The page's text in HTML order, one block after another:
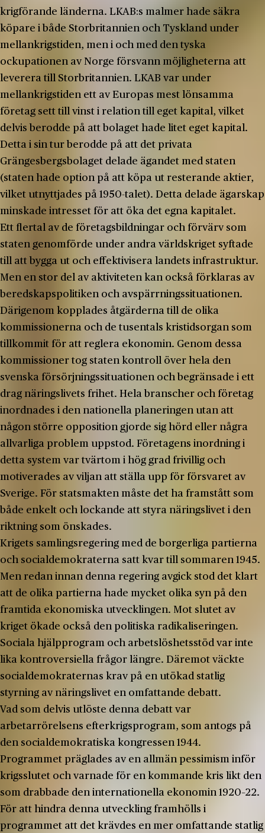
krigförande länderna. LKAB:s malmer hade säkra
köpare i både Storbritannien och Tyskland under
mellankrigstiden, men i och med den tyska
ockupationen av Norge försvann möjligheterna att
leverera till Storbritannien. LKAB var under
mellankrigstiden ett av Europas mest lönsamma
företag sett till vinst i relation till eget kapital, vilket
delvis berodde på att bolaget hade litet eget kapital.
Detta i sin tur berodde på att det privata
Grängesbergsbolaget delade ägandet med staten
(staten hade option på att köpa ut resterande aktier,
vilket utnyttjades på 1950-talet). Detta delade ägarskap
minskade intresset för att öka det egna kapitalet.
Ett flertal av de företagsbildningar och förvärv som
staten genomförde under andra världskriget syftade
till att bygga ut och effektivisera landets infrastruktur.
Men en stor del av aktiviteten kan också förklaras av
beredskapspolitiken och avspärrningssituationen.
Därigenom kopplades åtgärderna till de olika
kommissionerna och de tusentals kristidsorgan som
tillkommit för att reglera ekonomin. Genom dessa
kommissioner tog staten kontroll över hela den
svenska försörjningssituationen och begränsade i ett
drag näringslivets frihet. Hela branscher och företag
inordnades i den nationella planeringen utan att
någon större opposition gjorde sig hörd eller några
allvarliga problem uppstod. Företagens inordning i
detta system var tvärtom i hög grad frivillig och
motiverades av viljan att ställa upp för försvaret av
Sverige. För statsmakten måste det ha framstått som
både enkelt och lockande att styra näringslivet i den
riktning som önskades.
Krigets samlingsregering med de borgerliga partierna
och socialdemokraterna satt kvar till sommaren 1945.
Men redan innan denna regering avgick stod det klart
att de olika partierna hade mycket olika syn på den
framtida ekonomiska utvecklingen. Mot slutet av
kriget ökade också den politiska radikaliseringen.
Sociala hjälpprogram och arbetslöshetsstöd var inte
lika kontroversiella frågor längre. Däremot väckte
socialdemokraternas krav på en utökad statlig
styrning av näringslivet en omfattande debatt.
Vad som delvis utlöste denna debatt var
arbetarrörelsens efterkrigsprogram, som antogs på
den socialdemokratiska kongressen 1944.
Programmet präglades av en allmän pessimism inför
krigsslutet och varnade för en kommande kris likt den
som drabbade den internationella ekonomin 1920–22.
För att hindra denna utveckling framhölls i
programmet att det krävdes en mer omfattande statlig